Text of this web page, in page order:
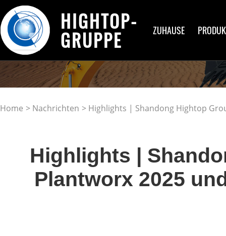
HIGHTOP-
GRUPPE ZUHAUSE
Home > Nachrichten > Highlights | Shandong Hightop
Highlights |
Plantworx 2025